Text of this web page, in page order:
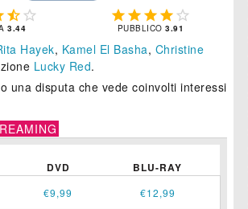
 
3.44
    
PUBBLICO3.91
Hayek, Kamel El Basha, Christine
Lucky Red.
una disputa che vede coinvolti interessi
DVD BLU-RAY
€9,99 €12,99